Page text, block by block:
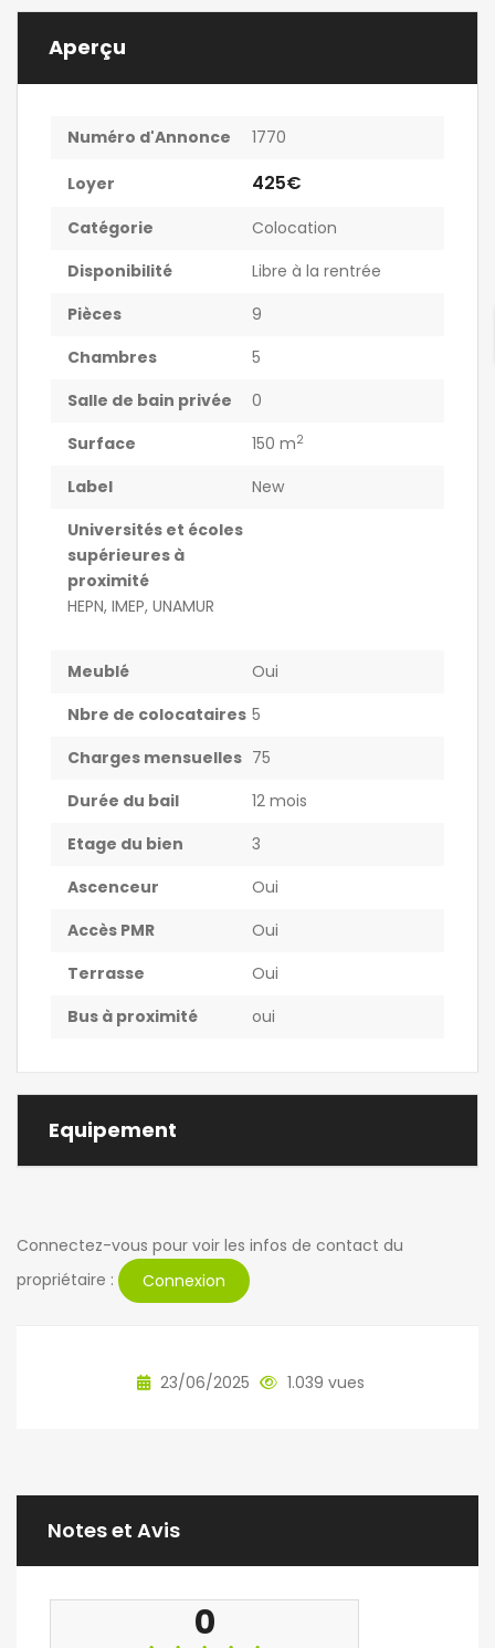
Aperçu
Numéro d'Annonce 1770
Loyer 425€
Catégorie
Colocation
Disponibilité
Libre à la rentrée
Pièces
9
Chambres
5
Salle de bain privée
0
Surface
150 m2
Label
New
Universités et écoles
supérieures à
proximité
HEPN, IMEP, UNAMUR
Meublé
Oui
Nbre de colocataires 5
Charges mensuelles 75
Durée du bail
12 mois
Etage du bien
3
Ascenceur
Oui
Accès PMR
Oui
Terrasse
Oui
Bus à proximité
oui
Equipement
Connectez-vous pour voir les infos de contact du
propriétaire :
Connexion
23/06/2025 1.039 vues
Notes et Avis
0